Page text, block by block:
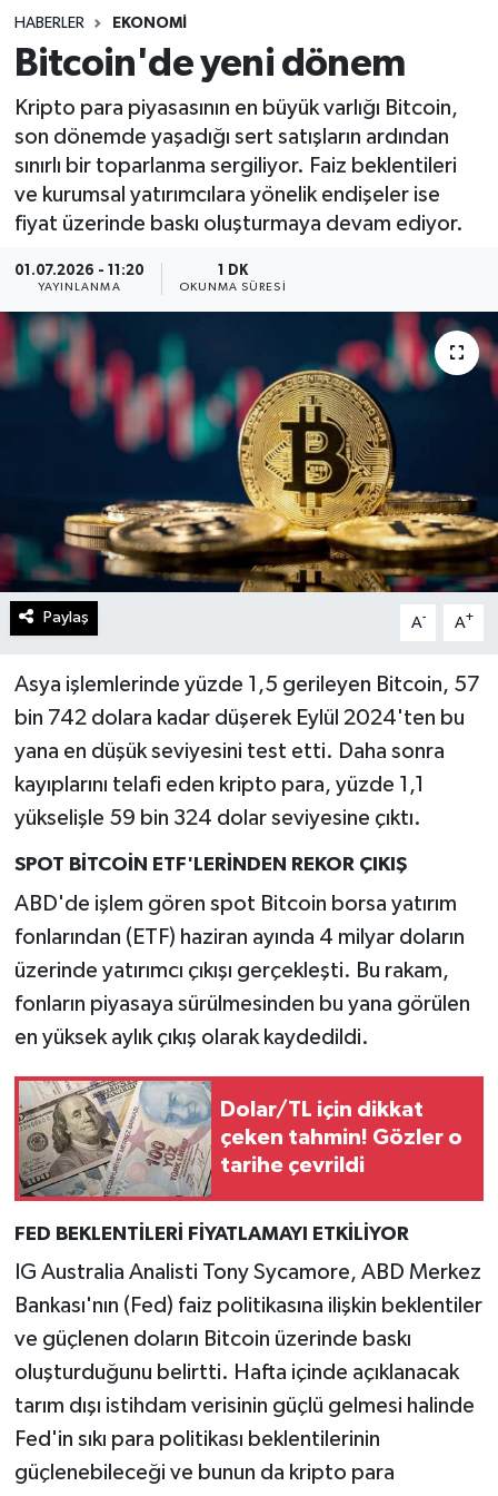
HABERLER EKONOMI
Bitcoin'de yeni dönem
Kripto para piyasasının en büyük varlığı Bitcoin,
son dönemde yaşadığı sert satışların ardından
sınırlı bir toparlanma sergiliyor. Faiz beklentileri
ve kurumsal yatırımcılara yönelik endişeler ise
fiyat üzerinde baskı oluşturmaya devam ediyor.
01.07.2026 - 11:20
YAYINLANMA
1 DK
OKUNMA SÜRESI
Paylaş A- A+
Asya işlemlerinde yüzde 1,5 gerileyen Bitcoin, 57
bin 742 dolara kadar düşerek Eylül 2024'ten bu
yana en düşük seviyesini test etti. Daha sonra
kayıplarını telafi eden kripto para, yüzde 1,1
yükselişle 59 bin 324 dolar seviyesine çıktı.
SPOT BİTCOİN ETF'LERİNDEN REKOR ÇIKIŞ
ABD'de işlem gören spot Bitcoin borsa yatırım
fonlarından (ETF) haziran ayında 4 milyar doların
üzerinde yatırımcı çıkışı gerçekleşti. Bu rakam,
fonların piyasaya sürülmesinden bu yana görülen
en yüksek aylık çıkış olarak kaydedildi.
Dolar/TL için dikkat
çeken tahmin! Gözler o
tarihe çevrildi
FED BEKLENTİLERİ FİYATLAMAYI ETKİLİYOR
IG Australia Analisti Tony Sycamore, ABD Merkez
Bankası'nın (Fed) faiz politikasına ilişkin beklentiler
ve güçlenen doların Bitcoin üzerinde baskı
oluşturduğunu belirtti. Hafta içinde açıklanacak
tarım dışı istihdam verisinin güçlü gelmesi halinde
Fed'in sıkı para politikası beklentilerinin
güçlenebileceği ve bunun da kripto para
Teknoloji